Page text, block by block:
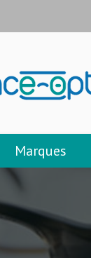
Marques